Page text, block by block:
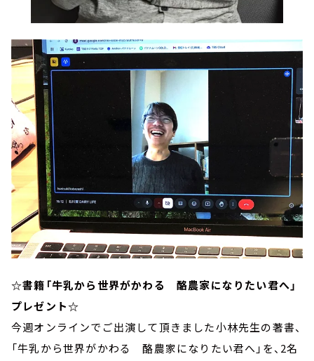
☆書籍「牛乳から世界がかわる 酪農家になりたい君へ」
プレゼント☆
今週オンラインでご出演して頂きました小林先生の著書、
「牛乳から世界がかわる 酪農家になりたい君へ」を、2名